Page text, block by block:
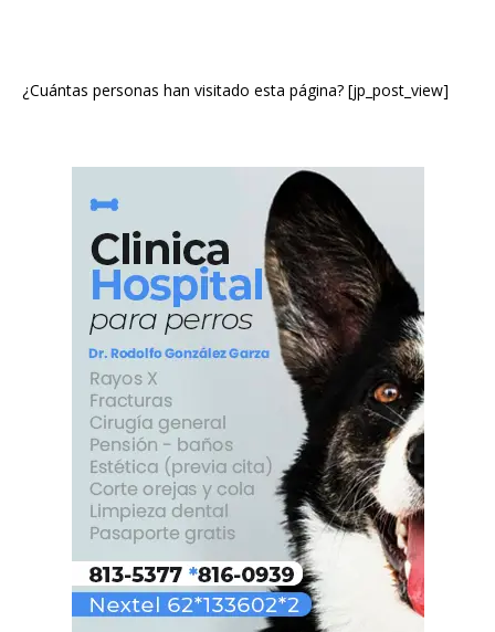
¿Cuántas personas han visitado esta página? [jp_post_view]